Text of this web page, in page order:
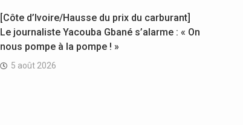
[Côte d’Ivoire/Hausse du prix du carburant]
Le journaliste Yacouba Gbané s’alarme : « On
nous pompe à la pompe ! »
5 août 2026